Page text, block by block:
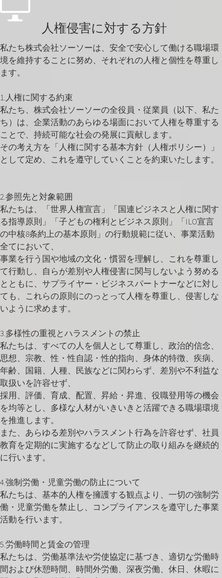
人権侵害に対する方針
私たち株式会社ソーソーは、安全で安心して働ける職場環
境を維持することに努め、それぞれの人権と個性を尊重し
ます。
1.人権に関する約束
私たち、株式会社ソーソーの全役員・従業員（以下、私た
ち）は、企業活動のあらゆる場面において人権を尊重する
ことで、持続可能な社会の発展に貢献します。
その考え方を「人権に関する基本方針（人権ポリシー）」
として定め、これを遵守していくことを約束いたします。
2.参照先と対象範囲
私たちは、「世界人権宣言」「国連ビジネスと人権に関す
る指導原則」「子どもの権利とビジネス原則」「ILO宣言
の中核8条約上の基本原則」の行動規範に従い、事業活動
全てにおいて、
事業を行う国や地域の文化・慣習を理解し、これを尊重し
て行動し、自らが差別や人権侵害に関与しないよう努める
とともに、サプライヤー・ビジネスパートナーなどに対し
ても、これらの原則にのっとって人権を尊重し、侵害しな
いように求めます。
3.多様性の重視とハラスメントの禁止
私たちは、すべての人を個人として尊重し、政治的信念、
思想、宗教、性・性自認・性的指向、身体的特徴、疾病、
年齢、国籍、人種、民族などに関わらず、差別や不利益な
取扱いを許容せず、
採用、評価、育成、配置、昇給・昇進、役職登用等の機会
を均等とし、多様な人材がいきいきと活躍できる職場環境
を推進します。
また、あらゆる差別やハラスメント行為を許容せず、社員
教育を定期的に実施するなどして防止の取り組みを継続的
に行います。
4.強制労働・児童労働の防止について
私たちは、基本的人権を擁護する観点より、一切の強制労
働・児童労働を禁止し、コンプライアンスを遵守した事業
活動を行います。
5.労働時間と賃金の管理
私たちは、労働基準法や労使協定に基づき、適切な労働時
間および休憩時間、時間外労働、深夜労働、休日、休暇に